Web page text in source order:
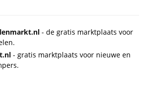
- de gratis marktplaats voor
- gratis marktplaats voor nieuwe en